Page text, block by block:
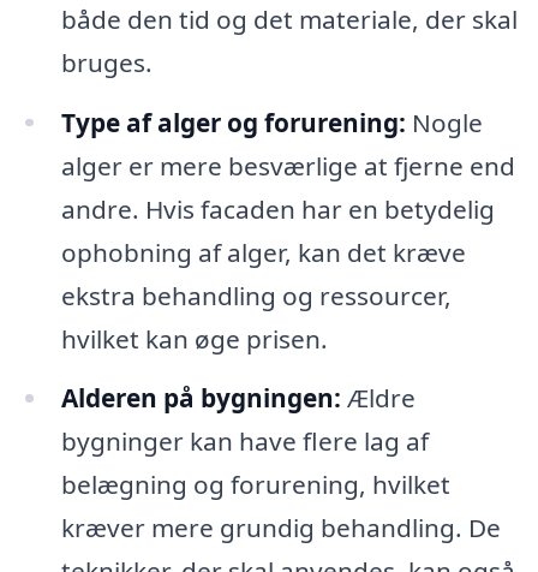
både den tid og det materiale, der skal
bruges.
Type af alger og forurening: Nogle
alger er mere besværlige at fjerne end
andre. Hvis facaden har en betydelig
ophobning af alger, kan det kræve
ekstra behandling og ressourcer,
hvilket kan øge prisen.
Alderen på bygningen: Ældre
bygninger kan have flere lag af
belægning og forurening, hvilket
kræver mere grundig behandling. De